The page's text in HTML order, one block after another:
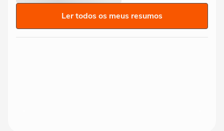
Ler todos os meus resumos